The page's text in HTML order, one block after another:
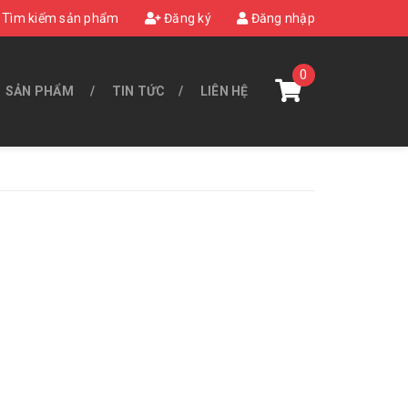
Tìm kiếm sản phẩm Đăng ký Đăng nhập
SẢN PHẨM TIN TỨC LIÊN HỆ
0